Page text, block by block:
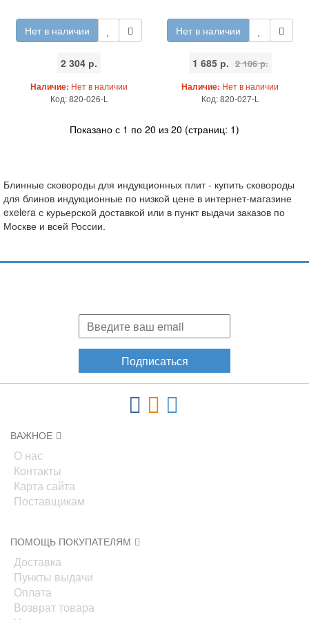
Нет в наличии
2 304 р.
Наличие: Нет в наличии
Код: 820-026-L
Нет в наличии
1 685 р. 2 106 р.
Наличие: Нет в наличии
Код: 820-027-L
Показано с 1 по 20 из 20 (страниц: 1)
Блинные сковороды для индукционных плит - купить сковороды
для блинов индукционные по низкой цене в интернет-магазине
exelera с курьерской доставкой или в пункт выдачи заказов по
Москве и всей России.
Подписаться
ВАЖНОЕ
О нас
Контакты
Карта сайта
Поставщикам
ПОМОЩЬ ПОКУПАТЕЛЯМ
Доставка
Пункты выдачи
Оплата
Возврат товара